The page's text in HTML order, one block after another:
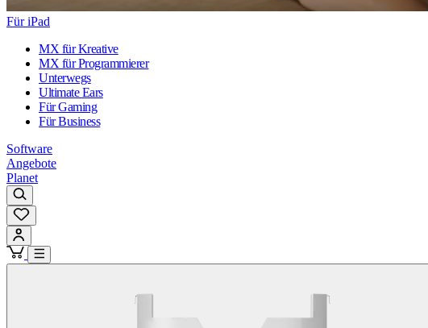
Für iPad
MX für Kreative
MX für Programmierer
Unterwegs
Ultimate Ears
Für Gaming
Für Business
Software
Angebote
Planet